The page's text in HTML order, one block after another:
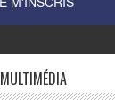
MULTIMÉDIA